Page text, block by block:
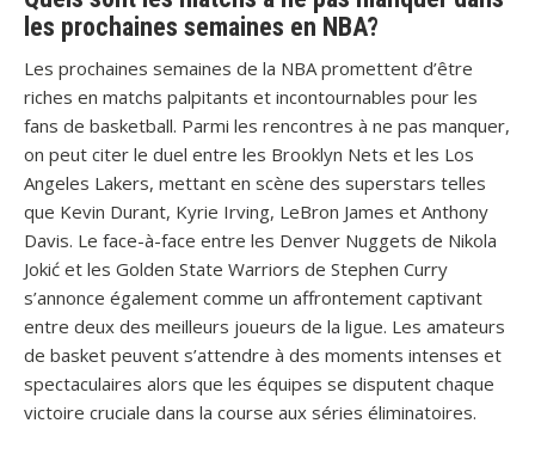
les prochaines semaines en NBA?
Les prochaines semaines de la NBA promettent d’être
riches en matchs palpitants et incontournables pour les
fans de basketball. Parmi les rencontres à ne pas manquer,
on peut citer le duel entre les Brooklyn Nets et les Los
Angeles Lakers, mettant en scène des superstars telles
que Kevin Durant, Kyrie Irving, LeBron James et Anthony
Davis. Le face-à-face entre les Denver Nuggets de Nikola
Jokić et les Golden State Warriors de Stephen Curry
s’annonce également comme un affrontement captivant
entre deux des meilleurs joueurs de la ligue. Les amateurs
de basket peuvent s’attendre à des moments intenses et
spectaculaires alors que les équipes se disputent chaque
victoire cruciale dans la course aux séries éliminatoires.